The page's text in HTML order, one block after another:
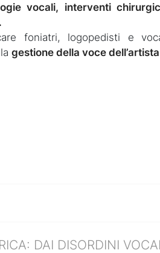
vocali, interventi
foniatri, logopedisti e
gestione della voce dell’artista
DAI DISORDINI